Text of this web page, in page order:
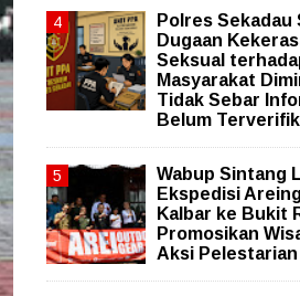
Polres Sekadau
Dugaan
Seksual
Masyarakat
Tidak Sebar
Belum
Wabup Sintang
Ekspedisi
Kalbar ke Bukit
Promosikan
Aksi Pelestarian